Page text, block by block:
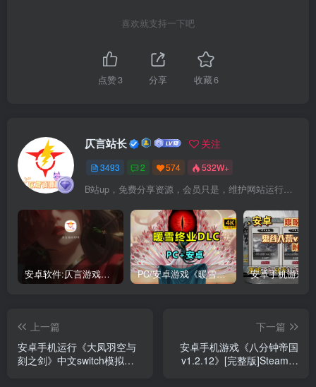
喜欢就支持一下吧
点赞3 分享 收藏6
仄言站长 关注
3493 2 574 532W+
B站up，免费分享资源，会员只是，维护网站运行，会员权利为可以支持本地下载，更多内容，敬请期待！
安卓软件:仄言游戏库4.0APP全新上架了！没有下的赶紧下载呀！ PC/安卓游戏《暖雪最新v3.1.0.1》终业DLC整合版！
上一篇
安卓手机运行《大凤羽空与
刻之剑》中文switch模拟
下一篇
安卓手机游戏《八分钟帝国
v1.2.12》[完整版]Steam移